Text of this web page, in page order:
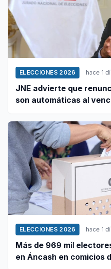
ELECCIONES 2026 hace 1
JNE advierte que
son automáticas al
ELECCIONES 2026 hace 1
Más de 969 mil
en Áncash en comicios